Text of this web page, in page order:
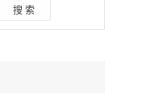
搜 索